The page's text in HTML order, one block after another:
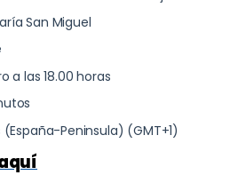
San Miguel
a las 18.00 horas
(España-Peninsula) (GMT+1)